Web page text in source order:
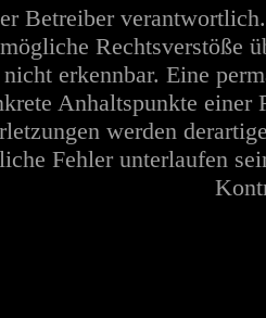
Betreiber
Rechtsverstöße
erkennbar. Eine
Anhaltspunkte
werden
Fehler unterlaufen